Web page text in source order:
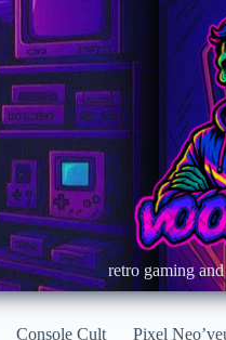
retro gaming
Console Cult Pixel